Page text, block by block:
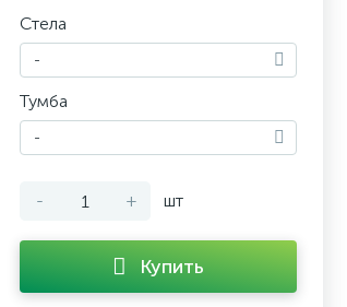
Стела
-
Тумба
-
- + шт
Купить